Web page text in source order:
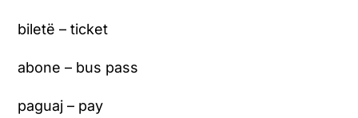
biletë – ticket
abone – bus pass
paguaj – pay